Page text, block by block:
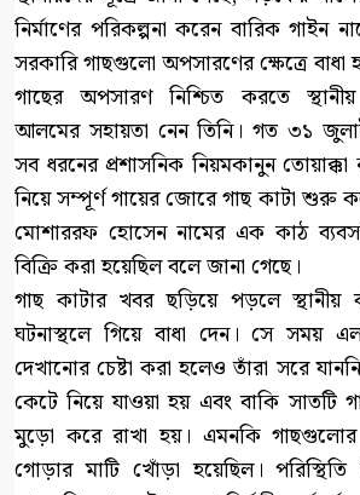
নির্মাণের পরিকল্পনা করেন বারিক গাইন
সরকারি গাছগুলো অপসারণের ক্ষেত্রে বাধা
গাছের অপসারণ নিশ্চিত করতে স্থানীয়
আলমের সহায়তা নেন তিনি। গত ৩১
সব ধরনের প্রশাসনিক নিয়মকানুন
নিয়ে সম্পূর্ণ গায়ের জোরে গাছ কাটা শুরু
মোশাররফ হোসেন নামের এক কাঠ
বিক্রি করা হয়েছিল বলে জানা গেছে।
গাছ কাটার খবর ছড়িয়ে পড়লে স্থানীয়
ঘটনাস্থলে গিয়ে বাধা দেন। সে সময়
দেখানোর চেষ্টা করা হলেও তাঁরা সরে
কেটে নিয়ে যাওয়া হয় এবং বাকি সাতটি
মুড়ো করে রাখা হয়। এমনকি
গোড়ার মাটি খোঁড়া হয়েছিল। পরিস্থিতি